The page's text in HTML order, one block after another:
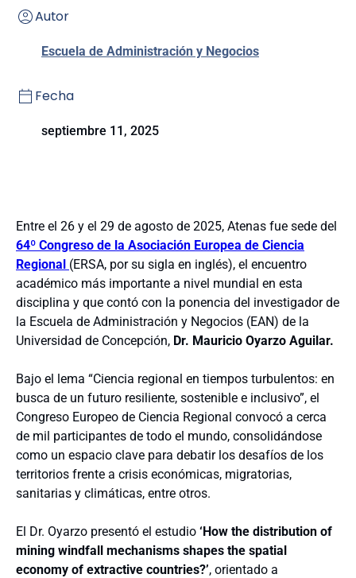
Autor
Escuela de Administración y Negocios
Fecha
septiembre 11, 2025
Entre el 26 y el 29 de agosto de 2025, Atenas fue sede del
64º Congreso de la Asociación Europea de Ciencia
Regional (ERSA, por su sigla en inglés), el encuentro
académico más importante a nivel mundial en esta
disciplina y que contó con la ponencia del investigador de
la Escuela de Administración y Negocios (EAN) de la
Universidad de Concepción, Dr. Mauricio Oyarzo Aguilar.
Bajo el lema “Ciencia regional en tiempos turbulentos: en
busca de un futuro resiliente, sostenible e inclusivo”, el
Congreso Europeo de Ciencia Regional convocó a cerca
de mil participantes de todo el mundo, consolidándose
como un espacio clave para debatir los desafíos de los
territorios frente a crisis económicas, migratorias,
sanitarias y climáticas, entre otros.
El Dr. Oyarzo presentó el estudio ‘How the distribution of
mining windfall mechanisms shapes the spatial
economy of extractive countries?’, orientado a